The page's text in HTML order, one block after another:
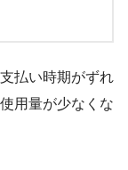
払い時期がずれ
用量が少なくな